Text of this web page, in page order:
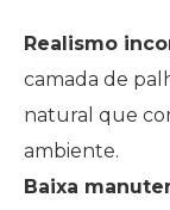
Realismo
camada de
natural que
ambiente.
Baixa